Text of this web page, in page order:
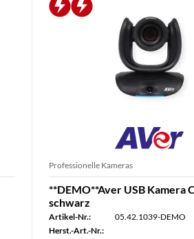
Professionelle Kameras
**DEMO**Aver USB Kamera
schwarz
Artikel-Nr.:
05.42.1039-DEMO
Herst.-Art.-Nr.: